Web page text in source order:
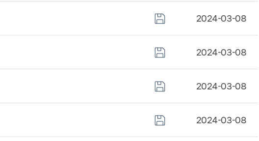
2024-03-08
2024-03-08
2024-03-08
2024-03-08